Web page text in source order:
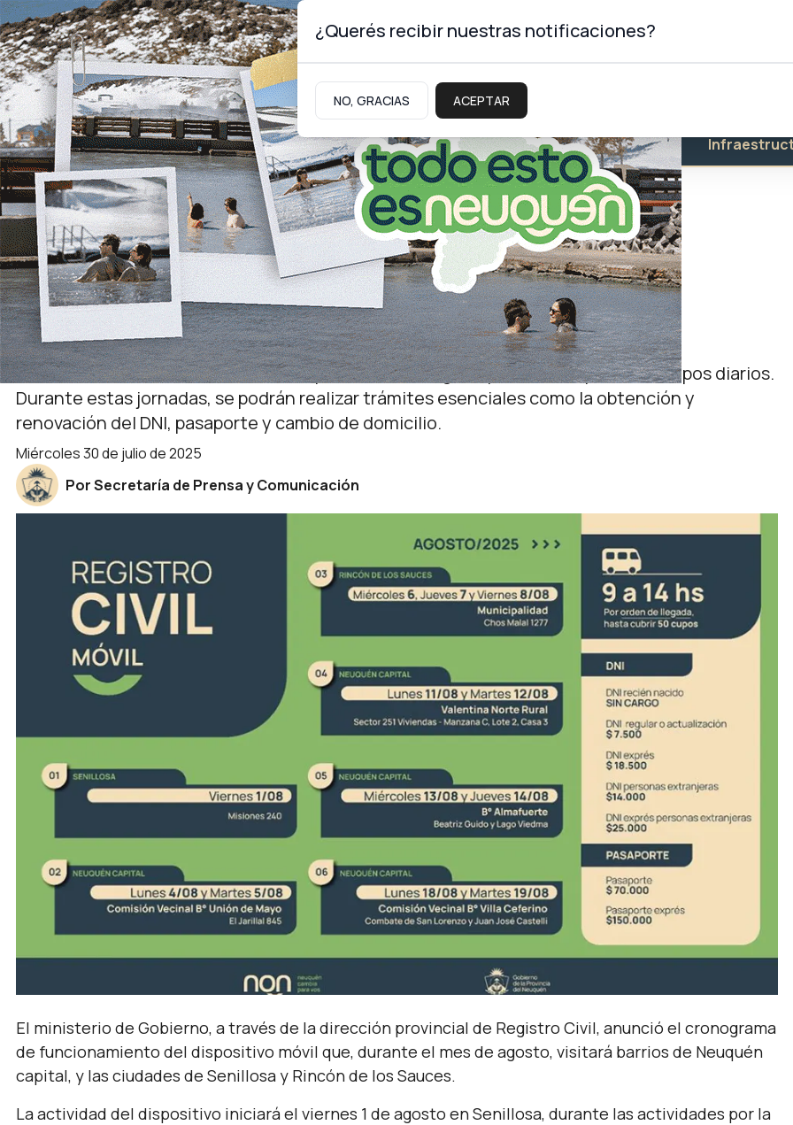
Sábado 8deAgostode 2026
Neuquinidad Gabinete Turismo Educación Salud
Gobierno
Cronograma de agosto
El Registro Civil Móvil estará en Neuquén,
Senillosa y Rincón de los Sauces
El horario de atención será de 9 a 14, por orden de llegada y hasta completar 50 cupos diarios.
Durante estas jornadas, se podrán realizar trámites esenciales como la obtención y
renovación del DNI, pasaporte y cambio de domicilio.
miércoles 30 de julio de 2025
Por Secretaría de Prensa y Comunicación
El ministerio de Gobierno, a través de la dirección provincial de Registro Civil, anunció el cronograma
de funcionamiento del dispositivo móvil que, durante el mes de agosto, visitará barrios de Neuquén
capital, y las ciudades de Senillosa y Rincón de los Sauces.
La actividad del dispositivo iniciará el viernes 1 de agosto en Senillosa, durante las actividades por la
¿Querés recibir nuestras notificaciones?
NO, GRACIAS ACEPTAR